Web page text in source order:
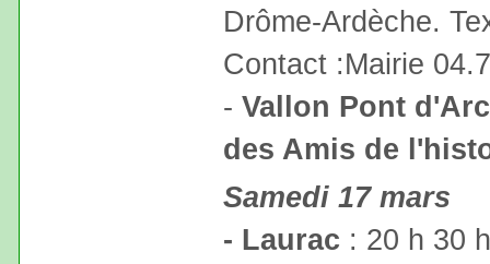
Drôme-Ardèche.
Contact :Mairie
- Vallon Pont d'Arc
des Amis de
Samedi 17 mars
- Laurac : 20 h 30